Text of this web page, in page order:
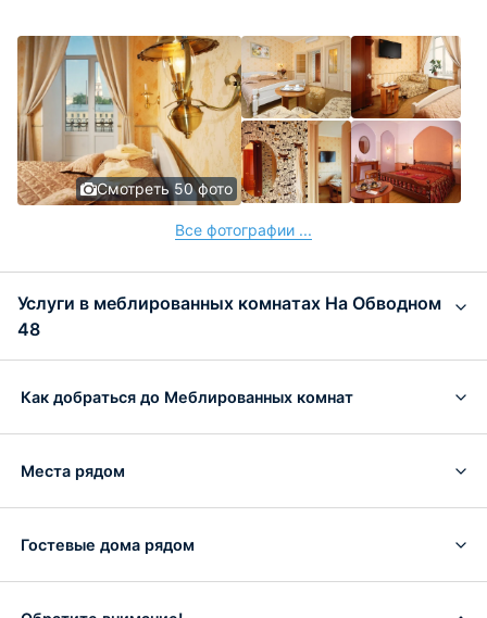
Смотреть 50 фото
Все фотографии ...
Услуги в меблированных комнатах На Обводном
48
Как добраться до Меблированных комнат
Места рядом
Гостевые дома рядом